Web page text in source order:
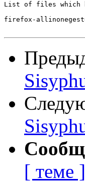
List of files which
firefox-
[ теме ]